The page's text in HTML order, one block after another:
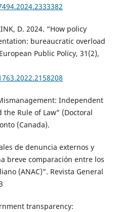
D. 2024. “How policy
bureaucratic overload
Public Policy, 31(2),
Independent
Rule of Law” (Doctoral
(Canada).
de denuncia externos y
breve comparación entre los
(ANAC)”. Revista General
transparency: